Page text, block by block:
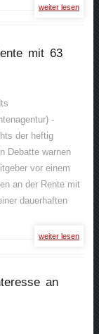
weiter lesen
mit 63
-
der heftig
Debatte warnen
vor einem
an der Rente mit
dauerhaften
weiter lesen
an